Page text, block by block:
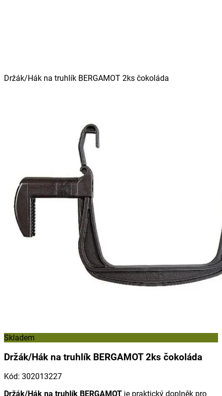
Držák/Hák na truhlík BERGAMOT 2ks čokoláda
Skladem
Držák/Hák na truhlík BERGAMOT 2ks čokoláda
Kód: 302013227
Držák/Hák na truhlík BERGAMOT je praktický doplněk pro